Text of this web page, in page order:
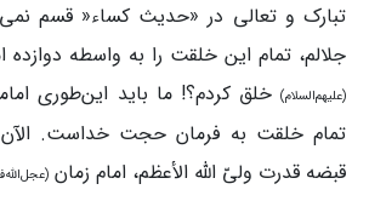
تبارک و تعالی در «حدیث کساء« قسم
جلالم، تمام این خلقت را به واسطه دوازده
(علیهم‌السلام) خلق کردم؟! ما باید این‌طوری
تمام خلقت به فرمان حجت خداست.
قبضه قدرت ولیّ الله الأعظم، امام زمان